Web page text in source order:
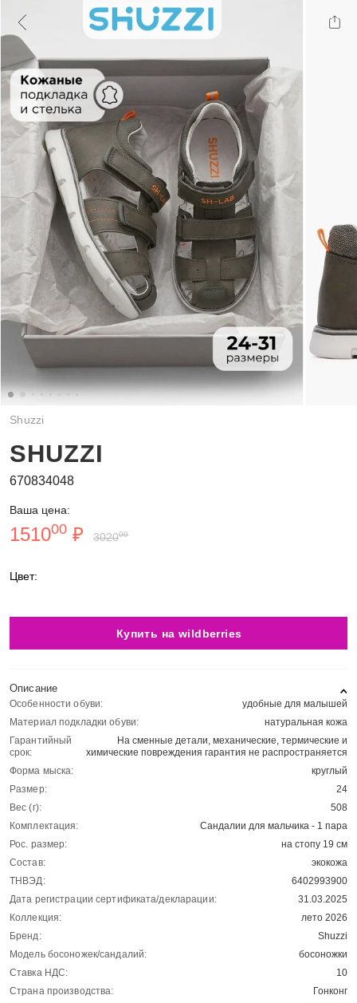
Shuzzi
SHUZZI
670834048
Ваша цена:
151000 ₽ 302000
Цвет:
Купить на wildberries
Описание
Особенности обуви:
удобные для малышей
Материал подкладки обуви:
натуральная кожа
Гарантийный
срок:
На сменные детали, механические, термические и
химические повреждения гарантия не распространяется
Форма мыска:
круглый
Размер:
24
Вес (г):
508
Комплектация:
Сандалии для мальчика - 1 пара
Рос. размер:
на стопу 19 см
Состав:
экокожа
ТНВЭД:
6402993900
Дата регистрации сертификата/декларации:
31.03.2025
Коллекция:
лето 2026
Бренд:
Shuzzi
Модель босоножек/сандалий:
босоножки
Ставка НДС:
10
Страна производства:
Гонконг